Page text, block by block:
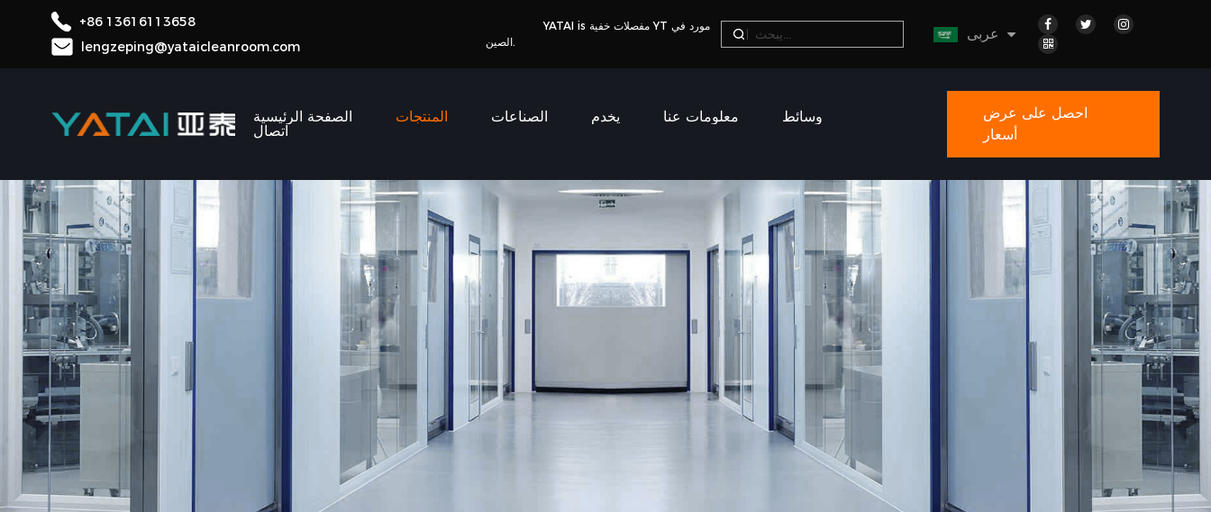
+86 13616113658
lengzeping@yataicleanroom.com
YATAI is مفصلات خفية YT مورد في
الصين. عربى
الصفحة الرئيسية المنتجات الصناعات يخدم معلومات عنا
وسائط
اتصال
احصل على عرض
أسعار